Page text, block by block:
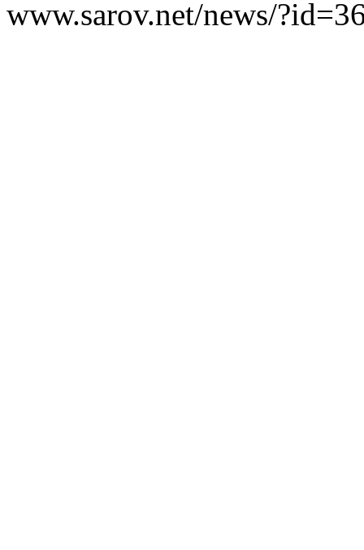
www.sarov.net/news/